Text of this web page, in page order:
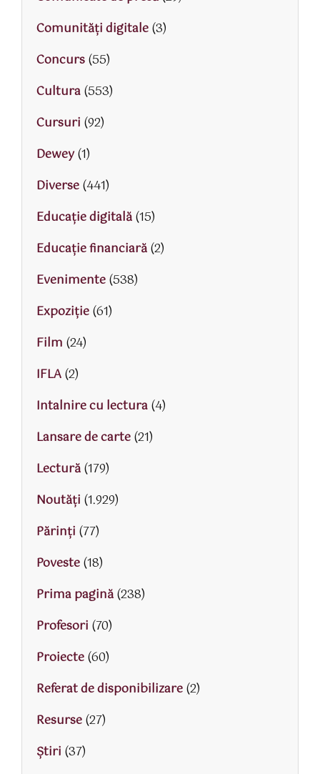
Comunități digitale(3)
Concurs(55)
Cultura(553)
Cursuri (92)
Dewey(1)
Diverse(441)
Educaţie digitală(15)
Educaţie financiară(2)
Evenimente(538)
Expoziție(61)
Film (24)
IFLA(2)
Intalnire cu lectura(4)
Lansare de carte(21)
Lectură(179)
Noutăți (1.929)
Părinţi (77)
Poveste(18)
Prima pagină(238)
Profesori (70)
Proiecte(60)
Referat de disponibilizare(2)
Resurse(27)
Știri (37)